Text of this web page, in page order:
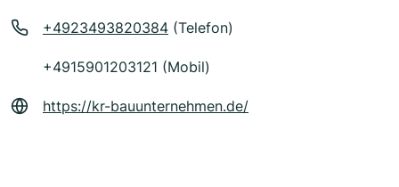
+4923493820384 (Telefon)
+4915901203121 (Mobil)
https://kr-bauunternehmen.de/